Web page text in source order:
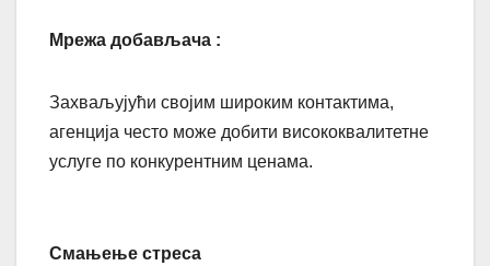
Мрежа добављача :
Захваљујући својим широким контактима,
агенција често може добити висококвалитетне
услуге по конкурентним ценама.
Смањење стреса